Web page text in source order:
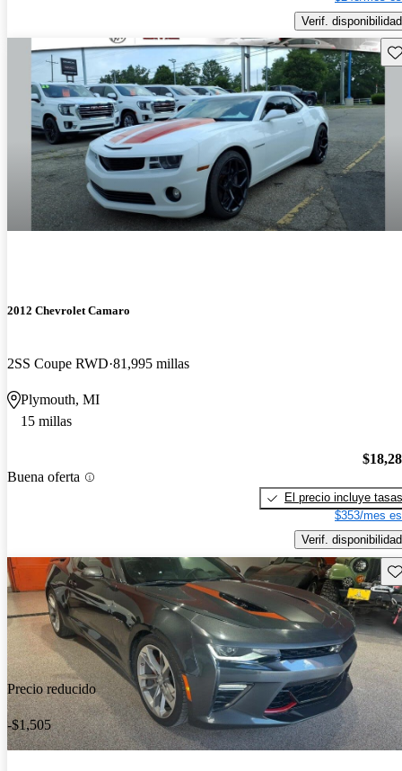
Verif. disponibilidad
2012 Chevrolet Camaro
2SS Coupe RWD 81,995 millas
Plymouth, MI
15 millas
Buena oferta
El precio incluye tasas
$353/mes
Verif. disponibilidad
Precio reducido
-$1,505